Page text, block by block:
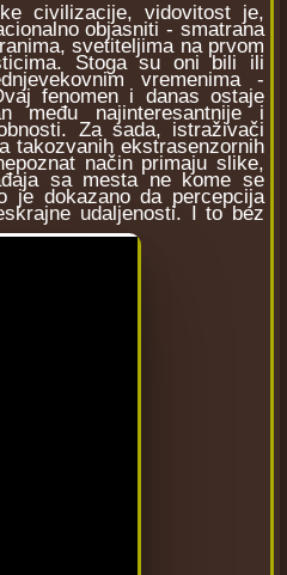
civilizacije, vidovitost je,
objasniti - smatrana
svetiteljima na prvom
Stoga su oni bili ili
vremenima -
fenomen i danas ostaje
među najinteresantnije i
Za sada, istraživači
takozvanih ekstrasenzornih
način primaju slike,
sa mesta ne kome se
je dokazano da percepcija
udaljenosti. I to bez